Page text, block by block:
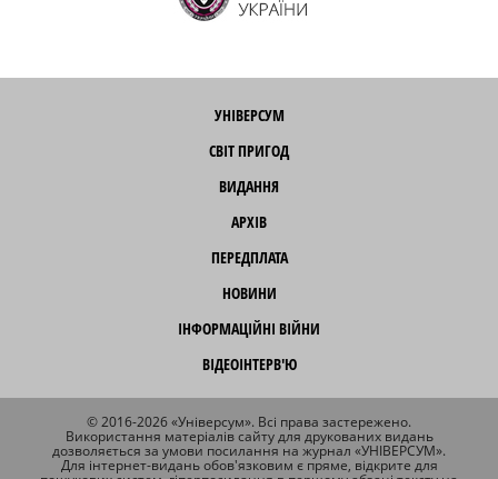
УНІВЕРСУМ
СВІТ ПРИГОД
ВИДАННЯ
АРХІВ
ПЕРЕДПЛАТА
НОВИНИ
ІНФОРМАЦІЙНІ ВІЙНИ
ВІДЕОІНТЕРВ'Ю
© 2016-2026 «Універсум». Всі права застережено.
Використання матеріалів сайту для друкованих видань
дозволяється за умови посилання на журнал «УНІВЕРСУМ».
Для інтернет-видань обов'язковим є пряме, відкрите для